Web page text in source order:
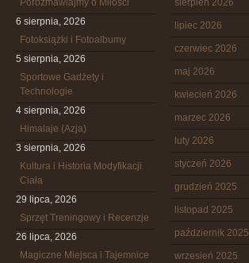
Porozmawiajmy o Miłości
6 sierpnia, 2026
Fotoksiążki i Fotoalbumy
5 sierpnia, 2026
Sportowe Gadżety i
Technologie
4 sierpnia, 2026
Himalaje (Azja)
3 sierpnia, 2026
Kultura i Historia Modyfikacji
Ciała
29 lipca, 2026
Sprzęt Treningowy i Recenzje
26 lipca, 2026
Magiczne Miejsca i Tajemnice
sierpień 2026
lipiec 2026
czerwiec 2026
maj 2026
kwiecień 2026
marzec 2026
luty 2026
styczeń 2026
grudzień 2025
listopad 2025
październik 2025
wrzesień 2025